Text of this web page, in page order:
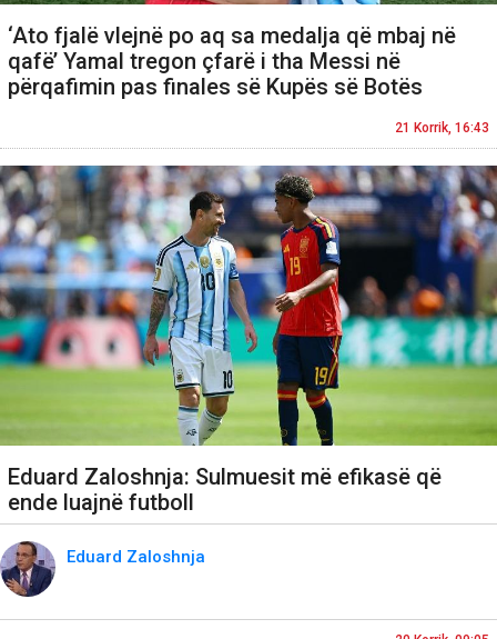
‘Ato fjalë vlejnë po aq sa medalja që mbaj në
qafë’ Yamal tregon çfarë i tha Messi në
përqafimin pas finales së Kupës së Botës
21 Korrik, 16:43
Eduard Zaloshnja: Sulmuesit më efikasë që
ende luajnë futboll
Eduard Zaloshnja